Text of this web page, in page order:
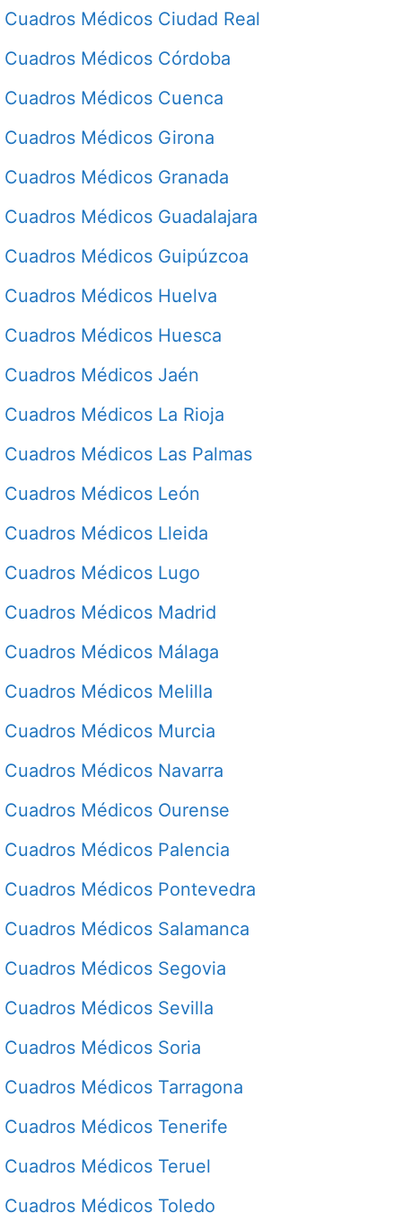
Cuadros Médicos Ciudad Real
Cuadros Médicos Córdoba
Cuadros Médicos Cuenca
Cuadros Médicos Girona
Cuadros Médicos Granada
Cuadros Médicos Guadalajara
Cuadros Médicos Guipúzcoa
Cuadros Médicos Huelva
Cuadros Médicos Huesca
Cuadros Médicos Jaén
Cuadros Médicos La Rioja
Cuadros Médicos Las Palmas
Cuadros Médicos León
Cuadros Médicos Lleida
Cuadros Médicos Lugo
Cuadros Médicos Madrid
Cuadros Médicos Málaga
Cuadros Médicos Melilla
Cuadros Médicos Murcia
Cuadros Médicos Navarra
Cuadros Médicos Ourense
Cuadros Médicos Palencia
Cuadros Médicos Pontevedra
Cuadros Médicos Salamanca
Cuadros Médicos Segovia
Cuadros Médicos Sevilla
Cuadros Médicos Soria
Cuadros Médicos Tarragona
Cuadros Médicos Tenerife
Cuadros Médicos Teruel
Cuadros Médicos Toledo